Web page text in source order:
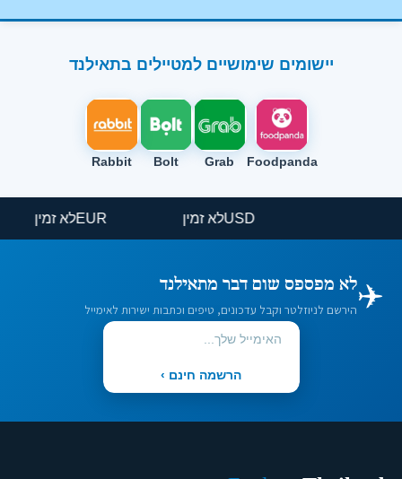
יישומים שימושיים למטיילים בתאילנד
Foodpanda
Grab
Bolt
Rabbit
USDלא זמין EURלא זמין
✈️לא מפספס שום דבר מתאילנד
הירשם לניוזלטר וקבל עדכונים, טיפים וכתבות ישירות לאימייל
הרשמה חינם ›